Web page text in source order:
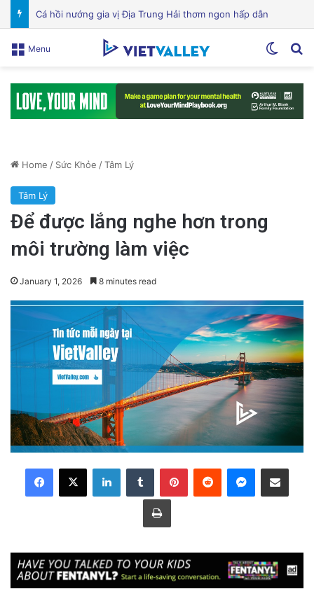
Menu
Home / Sức Khỏe /Tâm Lý
Tâm Lý
Để được lắng nghe hơn trong
môi trường làm việc
January 1, 2026 8 minutes read
LinkedInTumblr PinterestReddit Messenger
Share via Email
Print